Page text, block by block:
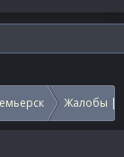
Жалобы |